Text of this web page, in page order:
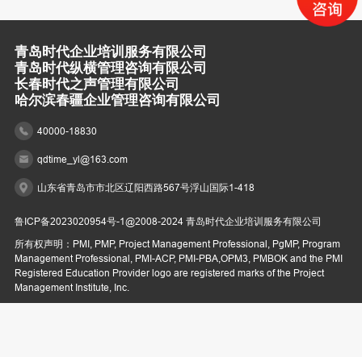
青岛时代企业培训服务有限公司
青岛时代纵横管理咨询有限公司
长春时代之声管理有限公司
哈尔滨春疆企业管理咨询有限公司
40000-18830
qdtime_yl@163.com
山东省青岛市市北区辽阳西路567号浮山国际1-418
鲁ICP备2023020954号-1@2008-2024 青岛时代企业培训服务有限公司
所有权声明：PMI, PMP, Project Management Professional, PgMP, Program
Management Professional, PMI-ACP, PMI-PBA,OPM3, PMBOK and the PMI
Registered Education Provider logo are registered marks of the Project
Management Institute, Inc.